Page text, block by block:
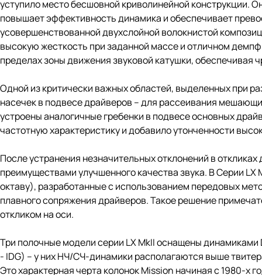
уступило место бесшовной криволинейной конструкции.
повышает эффективность динамика и обеспечивает
усовершенствованной двухслойной волокнистой
высокую жесткость при заданной массе и отличном
пределах зоны движения звуковой катушки,
Одной из критически важных областей, выделенных при
насечек в подвесе драйверов – для рассеивания
устроены аналогичные гребенки в подвесе основных
частотную характеристику и добавило утонченности
После устранения незначительных отклонений в
преимуществами улучшенного качества звука. В Серии
октаву), разработанные с использованием передовых
плавного сопряжения драйверов. Такое решение
откликом на оси.
Три полочные модели серии LX MkII оснащены
- IDG) – у них НЧ/СЧ-динамики располагаются выше
Это характерная черта колонок Mission начиная с 1980-х